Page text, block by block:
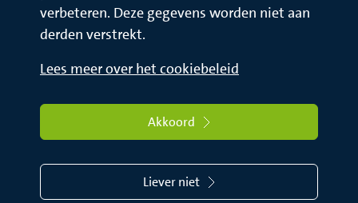
verbeteren. Deze gegevens worden niet aan
derden verstrekt.
Lees meer over het cookiebeleid
Akkoord
Liever niet